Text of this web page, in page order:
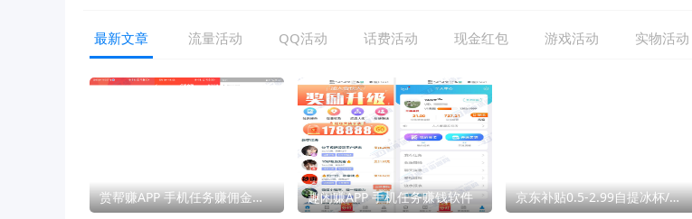
最新文章 流量活动 QQ活动 话费活动 现金红包 游戏活动 实物活动
赏帮赚APP 手机任务赚佣金软件 趣闲赚APP 手机任务赚钱软件 京东补贴0.5-2.99自提冰杯/蜜雪等